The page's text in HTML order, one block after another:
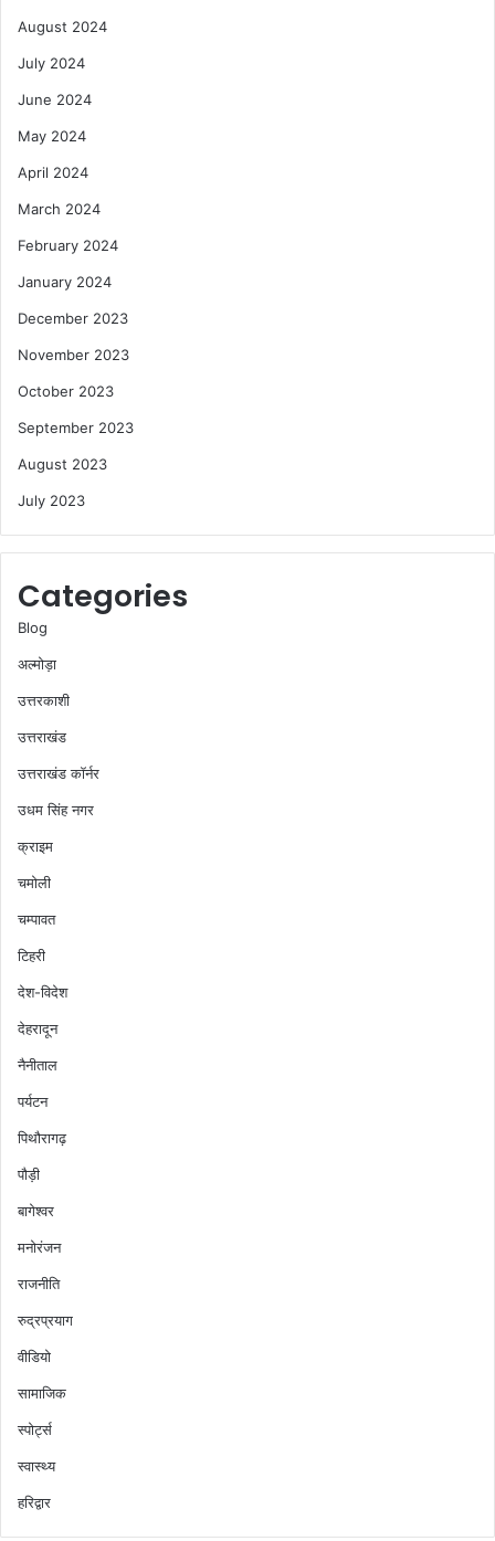
August 2024
July 2024
June 2024
May 2024
April 2024
March 2024
February 2024
January 2024
December 2023
November 2023
October 2023
September 2023
August 2023
July 2023
Categories
Blog
अल्मोड़ा
उत्तरकाशी
उत्तराखंड
उत्तराखंड कॉर्नर
उधम सिंह नगर
क्राइम
चमोली
चम्पावत
टिहरी
देश-विदेश
देहरादून
नैनीताल
पर्यटन
पिथौरागढ़
पौड़ी
बागेश्वर
मनोरंजन
राजनीति
रुद्रप्रयाग
वीडियो
सामाजिक
स्पोर्ट्स
स्वास्थ्य
हरिद्वार